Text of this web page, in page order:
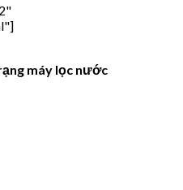
máy lọc nước